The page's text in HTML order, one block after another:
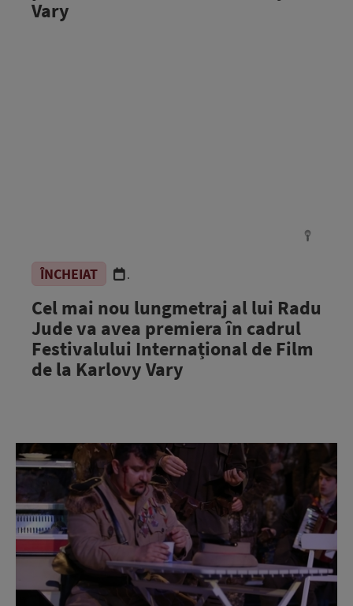
Vary
ÎNCHEIAT .
Cel mai nou lungmetraj al lui Radu
Jude va avea premiera în cadrul
Festivalului Internațional de Film
de la Karlovy Vary